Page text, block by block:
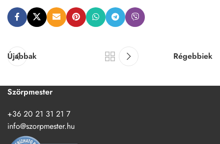
Újabbak Régebbiek
Szörpmester
+36 20 21 31 21 7
info@szorpmester.hu